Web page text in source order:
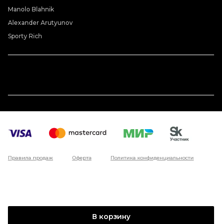
В корзину
Manolo Blahnik
Alexander Arutyunov
Sporty Rich
Правила продаж Оферта Политика конфиденциальности